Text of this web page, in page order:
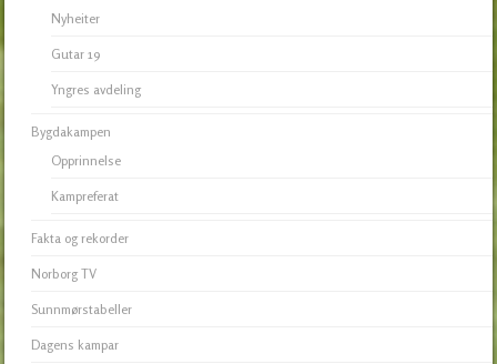
Nyheiter
Gutar 19
Yngres avdeling
Bygdakampen
Opprinnelse
Kampreferat
Fakta og rekorder
Norborg TV
Sunnmørstabeller
Dagens kampar